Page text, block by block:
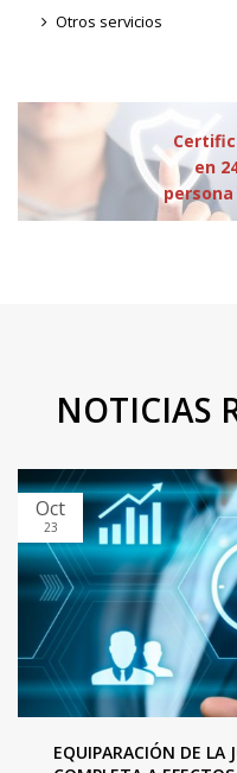
Otros servicios
en
NOTICIAS
Oct
23
EQUIPARACIÓN DE LA